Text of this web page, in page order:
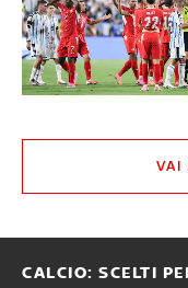
VAI
CALCIO: SCELTI